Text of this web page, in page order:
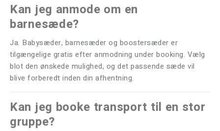
Kan jeg anmode om en
barnesæde?
Ja. Babysæder, barnesæder og boostersæder er
tilgængelige gratis efter anmodning under booking. Vælg
blot den ønskede mulighed, og det passende sæde vil
blive forberedt inden din afhentning.
Kan jeg booke transport til en stor
gruppe?